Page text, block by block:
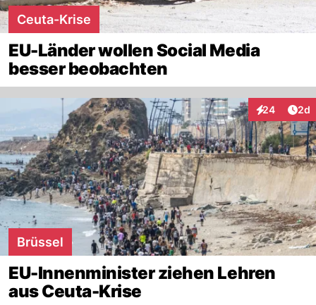
Ceuta-Krise
EU-Länder wollen Social Media
besser beobachten
24
Interaktionen
2d
Brüssel
EU-Innenminister ziehen Lehren
aus Ceuta-Krise